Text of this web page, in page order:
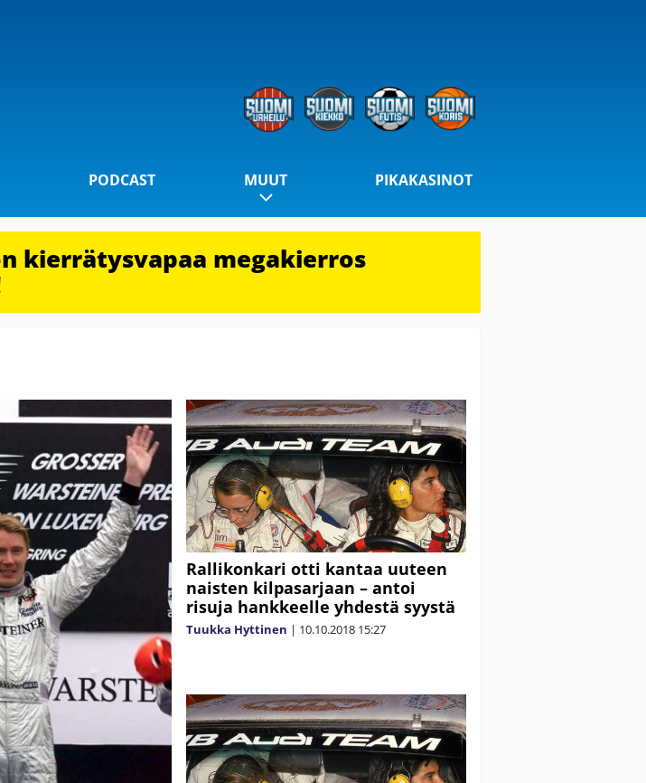
PODCAST MUUT PIKAKASINOT
kierrätysvapaa megakierros
Rallikonkari otti kantaa uuteen
naisten kilpasarjaan – antoi
risuja hankkeelle yhdestä syystä
Tuukka Hyttinen | 10.10.2018 15:27